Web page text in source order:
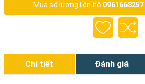
Mua số lượng liên hệ 0961668257
Chi tiết Đánh giá